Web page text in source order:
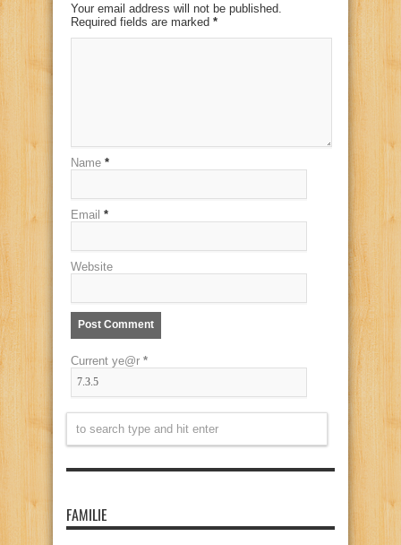
Your email address will not be published.
Required fields are marked *
Name *
Email *
Website
Current ye@r *
FAMILIE